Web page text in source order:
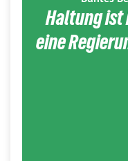
Haltung ist
eine